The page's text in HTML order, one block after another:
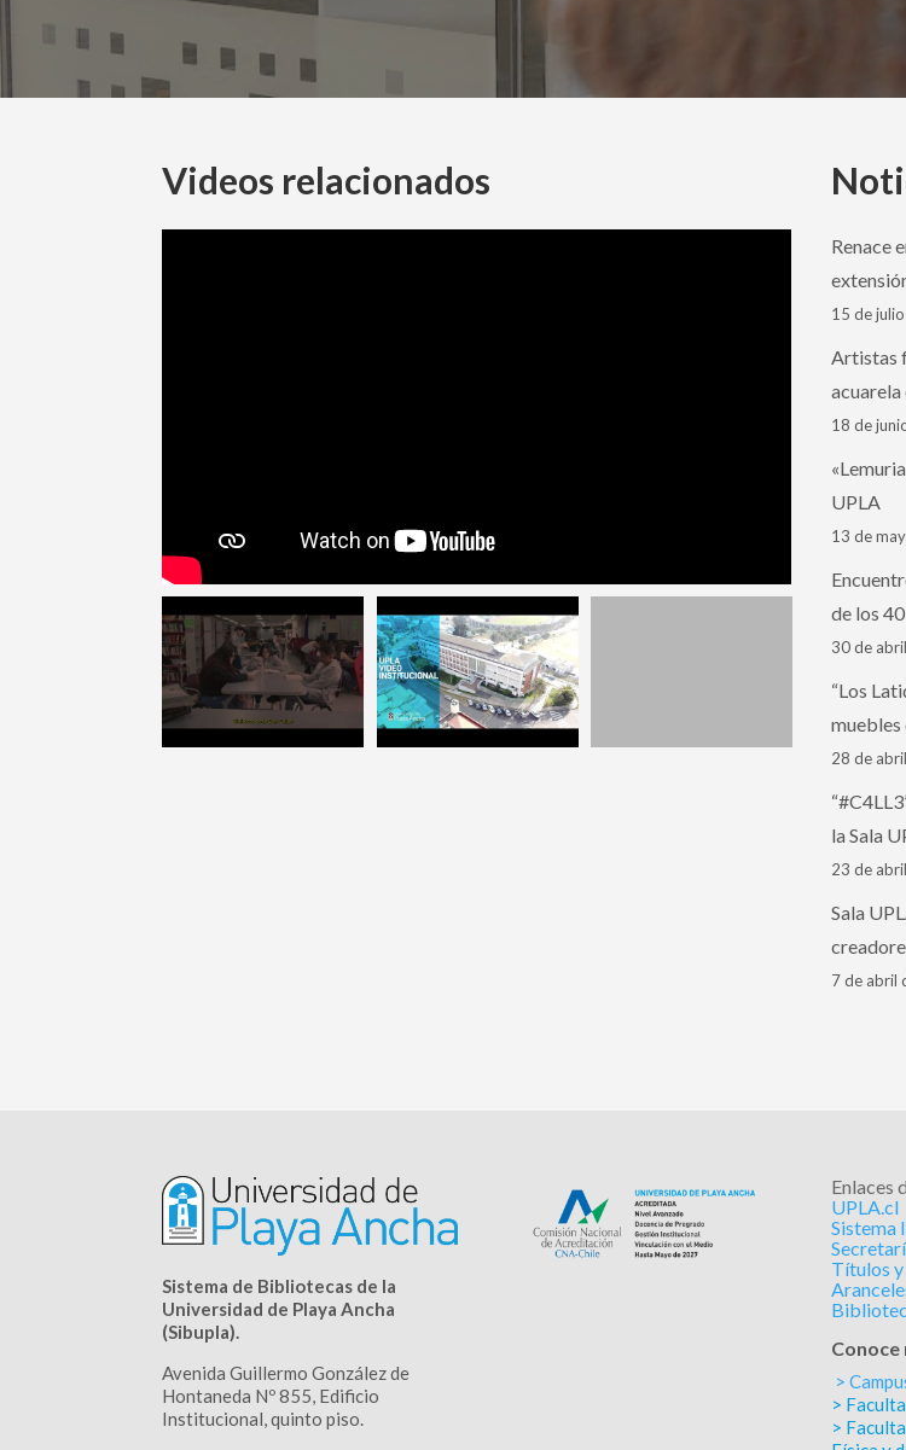
Videos relacionados
Renace
15 de
Artistas
18 de
UPLA
13 de
de los
30 de
“Los
28 de
la Sala
23 de
Sala
7 de abril
Sistema de Bibliotecas de la
Universidad de Playa Ancha
(Sibupla).
Avenida Guillermo González de
Hontaneda Nº 855, Edificio
Institucional, quinto piso.
Enlaces
UPLA.cl
Sistema
Títulos
>
>
>